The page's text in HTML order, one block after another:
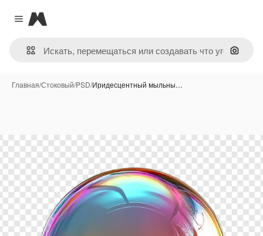
Close menu
Magnific
Поиск
Главная/Стоковый/PSD/Иридесцентный мыльны…